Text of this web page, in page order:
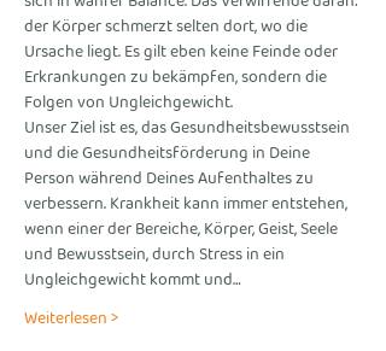
der Körper schmerzt selten dort, wo die
Ursache liegt. Es gilt eben keine Feinde oder
Erkrankungen zu bekämpfen, sondern die
Folgen von Ungleichgewicht.
Unser Ziel ist es, das Gesundheitsbewusstsein
und die Gesundheitsförderung in Deine
Person während Deines Aufenthaltes zu
verbessern. Krankheit kann immer entstehen,
wenn einer der Bereiche, Körper, Geist, Seele
und Bewusstsein, durch Stress in ein
Ungleichgewicht kommt und…
Weiterlesen >